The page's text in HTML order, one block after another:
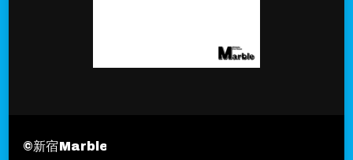
©︎新宿Marble